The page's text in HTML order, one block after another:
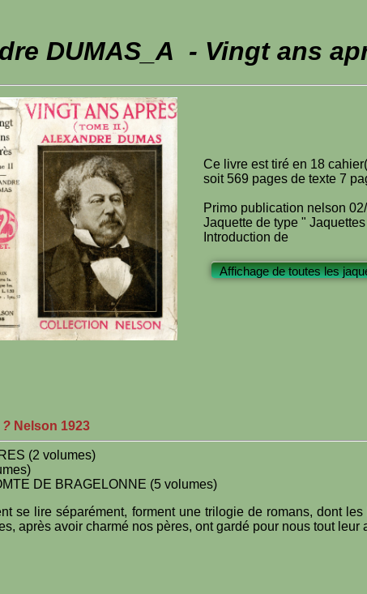
DUMAS_A - Vingt ans
Ce livre est tiré en 18
soit 569 pages de texte 7
Primo publication nelson
Jaquette de type "
Introduction de
Affichage de toutes les
? Nelson 1923
(2 volumes)
DE BRAGELONNE (5 volumes)
se lire séparément, forment une trilogie de romans, dont
après avoir charmé nos pères, ont gardé pour nous tout leur